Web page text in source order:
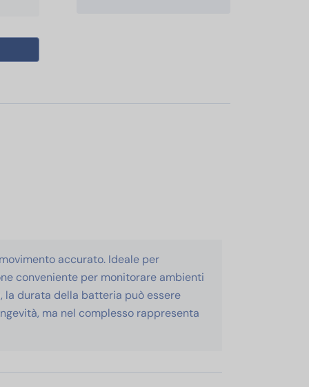
accurato. Ideale per
conveniente per monitorare ambienti
la durata della batteria può essere
ma nel complesso rappresenta